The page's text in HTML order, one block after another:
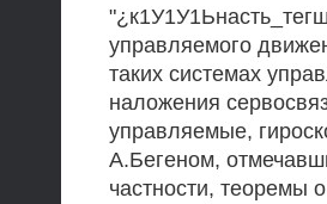
управляемого
таких системах
наложения
управляемые,
А.Бегеном,
частности, теоремы